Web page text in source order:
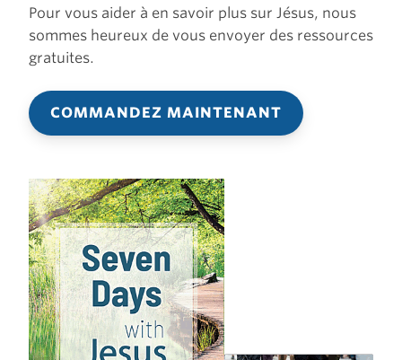
Pour vous aider à en savoir plus sur Jésus, nous
sommes heureux de vous envoyer des ressources
gratuites.
COMMANDEZ MAINTENANT